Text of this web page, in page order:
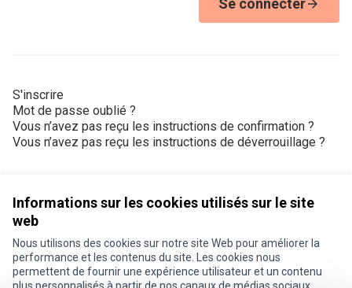
Informations sur les cookies utilisés sur le site
web
Nous utilisons des cookies sur notre site Web pour améliorer la
performance et les contenus du site. Les cookies nous
permettent de fournir une expérience utilisateur et un contenu
Se connecter
S'inscrire
Mot de passe oublié ?
Vous n’avez pas reçu les instructions de confirmation ?
Vous n’avez pas reçu les instructions de déverrouillage ?
Conditions d'utilisation
Paramètres des cookies
Je participe ! sur X
Je participe ! sur Facebook
Je participe ! sur Instagram